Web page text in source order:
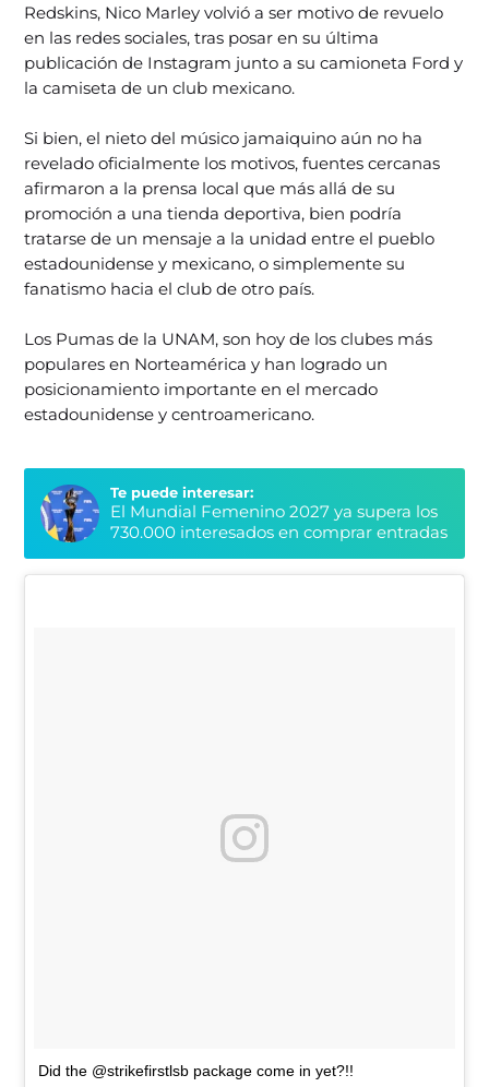
Redskins, Nico Marley volvió a ser motivo de revuelo
en las redes sociales, tras posar en su última
publicación de Instagram junto a su camioneta Ford y
la camiseta de un club mexicano.
Si bien, el nieto del músico jamaiquino aún no ha
revelado oficialmente los motivos, fuentes cercanas
afirmaron a la prensa local que más allá de su
promoción a una tienda deportiva, bien podría
tratarse de un mensaje a la unidad entre el pueblo
estadounidense y mexicano, o simplemente su
fanatismo hacia el club de otro país.
Los Pumas de la UNAM, son hoy de los clubes más
populares en Norteamérica y han logrado un
posicionamiento importante en el mercado
estadounidense y centroamericano.
Te puede interesar:
El Mundial Femenino 2027 ya supera los
730.000 interesados en comprar entradas
Did the @strikefirstlsb package come in yet?!!